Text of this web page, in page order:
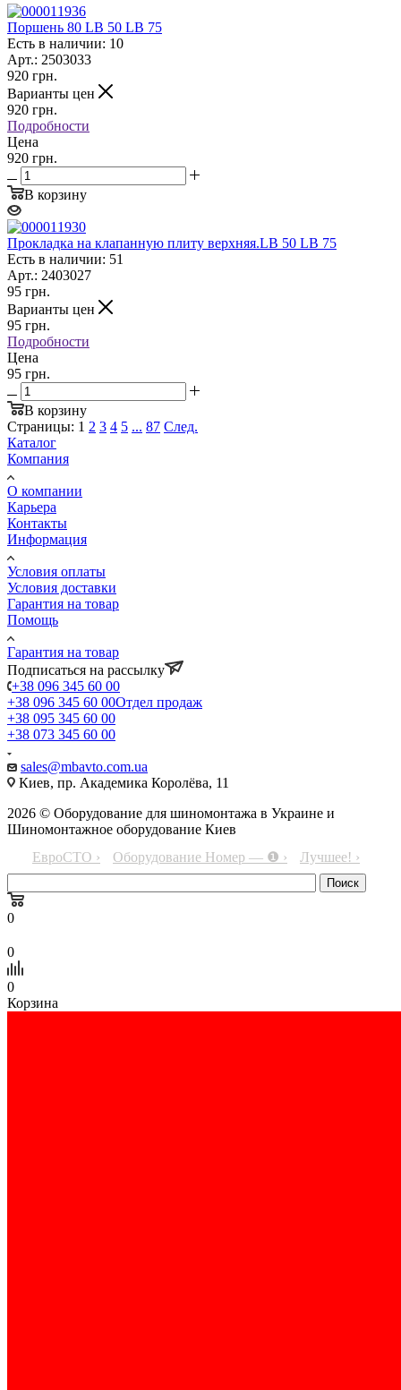
Поршень 80 LB 50 LB 75
Есть в наличии: 10
Арт.: 2503033
920 грн.
Варианты цен
920 грн.
Подробности
Цена
920 грн.
В корзину
Прокладка на клапанную плиту верхняя.LB 50 LB 75
Есть в наличии: 51
Арт.: 2403027
95 грн.
Варианты цен
95 грн.
Подробности
Цена
95 грн.
В корзину
Страницы: 1 2 3 4 5 ... 87 След.
Каталог
Компания
О компании
Карьера
Контакты
Информация
Условия оплаты
Условия доставки
Гарантия на товар
Помощь
Гарантия на товар
Подписаться на рассылку
+38 096 345 60 00
+38 096 345 60 00Отдел продаж
+38 095 345 60 00
+38 073 345 60 00
sales@mbavto.com.ua
Киев, пр. Академика Королёва, 11
2026 © Оборудование для шиномонтажа в Украине и
Шиномонтажное оборудование Киев
ЕвроСТО ›
Оборудование Номер — ❶ › Лучшее! ›
0
0
0
Корзина